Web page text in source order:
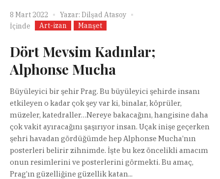
8 Mart 2022 Yazar: Dilşad Atasoy
İçinde
Art-izan Manşet
Dört Mevsim Kadınlar;
Alphonse Mucha
Büyüleyici bir şehir Prag. Bu büyüleyici şehirde insanı
etkileyen o kadar çok şey var ki, binalar, köprüler,
müzeler, katedraller…Nereye bakacağını, hangisine daha
çok vakit ayıracağını şaşırıyor insan. Uçak inişe geçerken
şehri havadan gördüğümde hep Alphonse Mucha’nın
posterleri belirir zihnimde. İşte bu kez öncelikli amacım
onun resimlerini ve posterlerini görmekti. Bu amaç,
Prag’ın güzelliğine güzellik katan...